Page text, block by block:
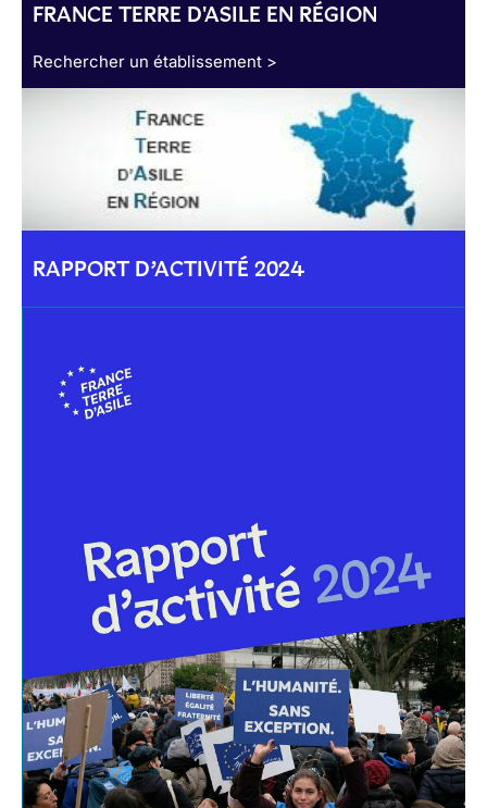
FRANCE TERRE D'ASILE EN RÉGION
Rechercher un établissement >
RAPPORT D’ACTIVITÉ 2024